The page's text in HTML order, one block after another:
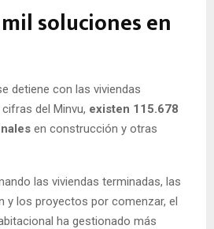
soluciones en
detiene con las viviendas
del Minvu, existen 115.678
en construcción y otras
las viviendas terminadas, las
y los proyectos por comenzar, el
ha gestionado más